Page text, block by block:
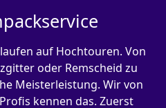
auf Hochtouren. Von
oder Remscheid zu
Meisterleistung. Wir von
kennen das. Zuerst